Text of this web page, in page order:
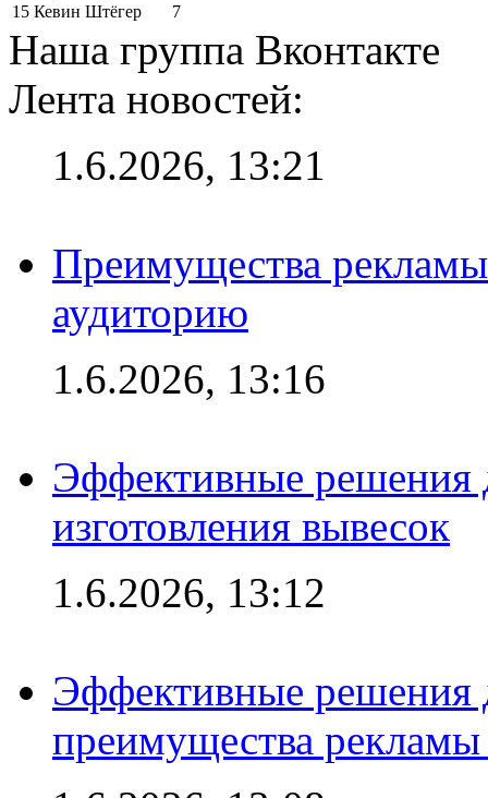
15 Кевин Штёгер 7
Наша группа Вконтакте
Лента новостей:
1.6.2026, 13:21
Преимущества
аудиторию
1.6.2026, 13:16
Эффективные решения
изготовления вывесок
1.6.2026, 13:12
Эффективные решения
преимущества рекламы